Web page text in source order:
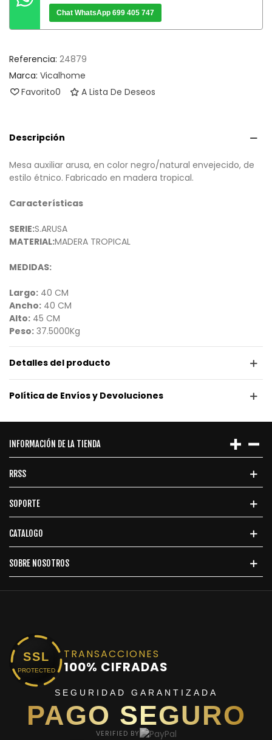
Chat WhatsApp 699 405 747
Referencia: 24879
Marca: Vicalhome
Favorito0 A Lista De Deseos
Descripción
Mesa auxiliar arusa, en color negro/natural envejecido, de
estilo étnico. Fabricado en madera tropical.
Características
SERIE:S.ARUSA
MATERIAL:MADERA TROPICAL
MEDIDAS:
Largo: 40 CM
Ancho: 40 CM
Alto: 45 CM
Peso: 37.5000Kg
Detalles del producto
Política de Envíos y Devoluciones
INFORMACIÓN DE LA TIENDA
RRSS
SOPORTE
CATALOGO
SOBRE NOSOTROS
SSL
PROTECTED
TRANSACCIONES
100% CIFRADAS
SEGURIDAD GARANTIZADA
PAGO SEGURO
VERIFIED BY